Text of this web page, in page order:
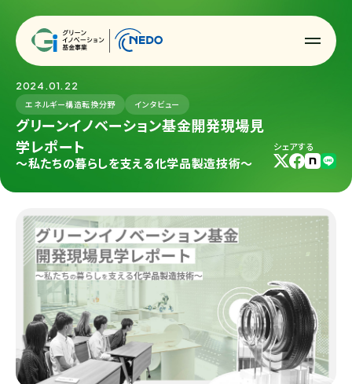
2024.01.22
エネルギー構造転換分野
インタビュー
グリーンイノベーション基金開発現場見
学レポート
～私たちの暮らしを支える化学品製造技術～
シェアする